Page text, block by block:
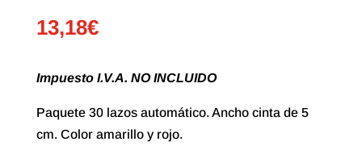
13,18€
Impuesto I.V.A. NO INCLUIDO
Paquete 30 lazos automático. Ancho cinta de 5
cm. Color amarillo y rojo.